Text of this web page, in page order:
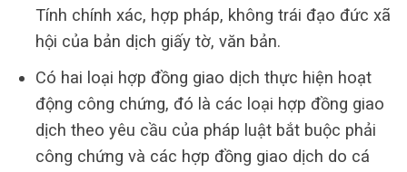
Tính chính xác, hợp pháp, không trái đạo đức xã
hội của bản dịch giấy tờ, văn bản.
Có hai loại hợp đồng giao dịch thực hiện hoạt
động công chứng, đó là các loại hợp đồng giao
dịch theo yêu cầu của pháp luật bắt buộc phải
công chứng và các hợp đồng giao dịch do cá